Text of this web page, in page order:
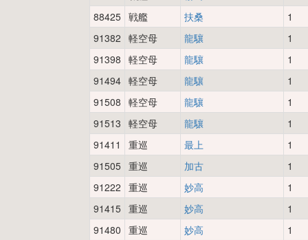
88425 戦艦 扶桑
1
91382 軽空母 龍驤
1
91398 軽空母 龍驤
1
91494 軽空母 龍驤
1
91508 軽空母 龍驤
1
91513 軽空母 龍驤
1
91411
重巡 最上
1
91505 重巡 加古
1
91222 重巡 妙高
1
91415 重巡 妙高
1
91480 重巡 妙高
1